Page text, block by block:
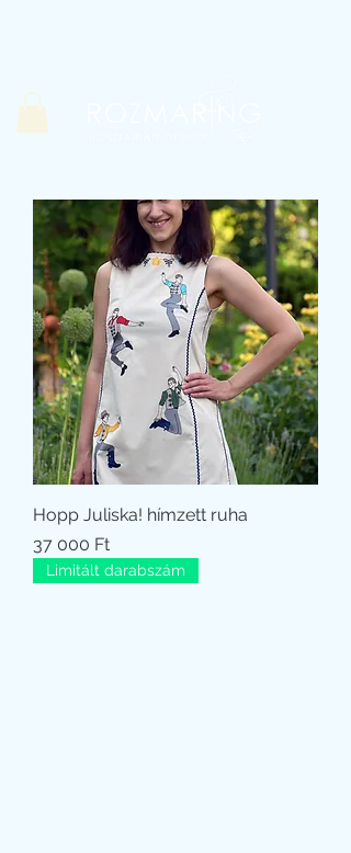
Hopp Juliska! hímzett ruha
Ár
37 000 Ft
Limitált darabszám